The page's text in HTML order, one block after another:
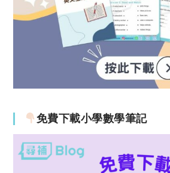
免費下載小學數學筆記